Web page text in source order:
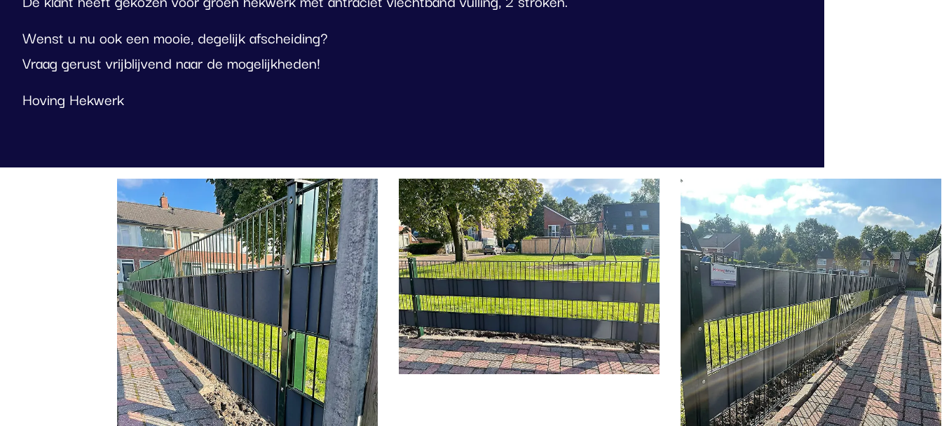
Wenst u nu ook een mooie, degelijk afscheiding?
Vraag gerust vrijblijvend naar de mogelijkheden!
Hoving Hekwerk
Foto
album
overslaan